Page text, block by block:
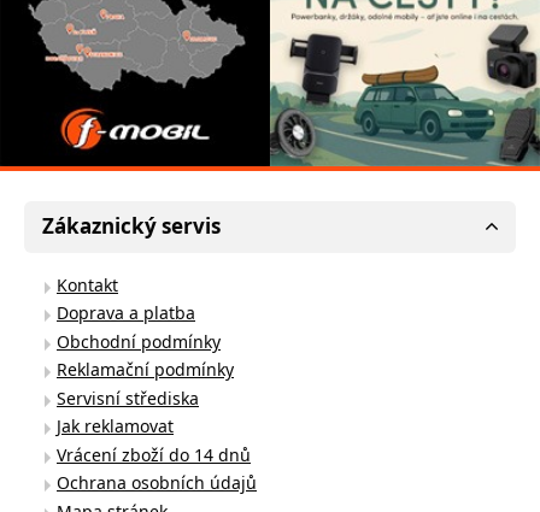
Zákaznický servis
Kontakt
Doprava a platba
Obchodní podmínky
Reklamační podmínky
Servisní střediska
Jak reklamovat
Vrácení zboží do 14 dnů
Ochrana osobních údajů